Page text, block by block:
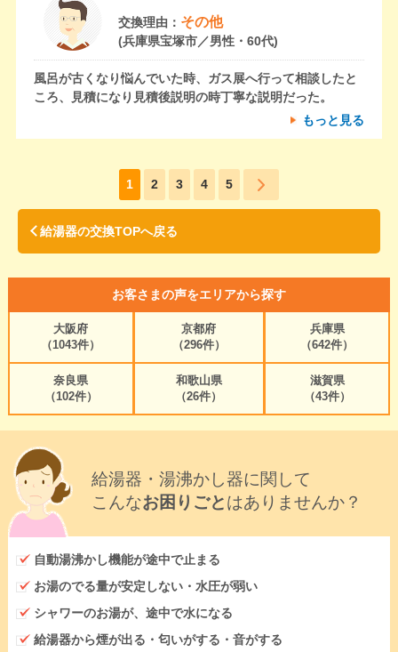
交換理由： その他
(兵庫県宝塚市／男性・60代)
風呂が古くなり悩んでいた時、ガス展へ行って相談したと
ころ、見積になり見積後説明の時丁寧な説明だった。
もっと見る
1 2 3 4 5
給湯器の交換TOPへ戻る
お客さまの声をエリアから探す
大阪府
（1043件）
京都府
（296件）
兵庫県
（642件）
奈良県
（102件）
和歌山県
（26件）
滋賀県
（43件）
給湯器・湯沸かし器に関して
こんなお困りごとはありませんか？
自動湯沸かし機能が途中で止まる
お湯のでる量が安定しない・水圧が弱い
シャワーのお湯が、途中で水になる
給湯器から煙が出る・匂いがする・音がする